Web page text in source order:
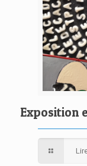
Exposition